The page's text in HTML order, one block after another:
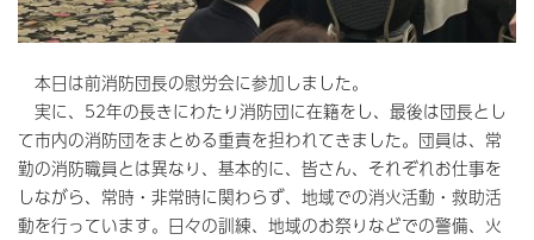
本日は前消防団長の慰労会に参加しました。
実に、52年の長きにわたり消防団に在籍をし、最後は団長とし
て市内の消防団をまとめる重責を担われてきました。団員は、常
勤の消防職員とは異なり、基本的に、皆さん、それぞれお仕事を
しながら、常時・非常時に関わらず、地域での消火活動・救助活
動を行っています。日々の訓練、地域のお祭りなどでの警備、火